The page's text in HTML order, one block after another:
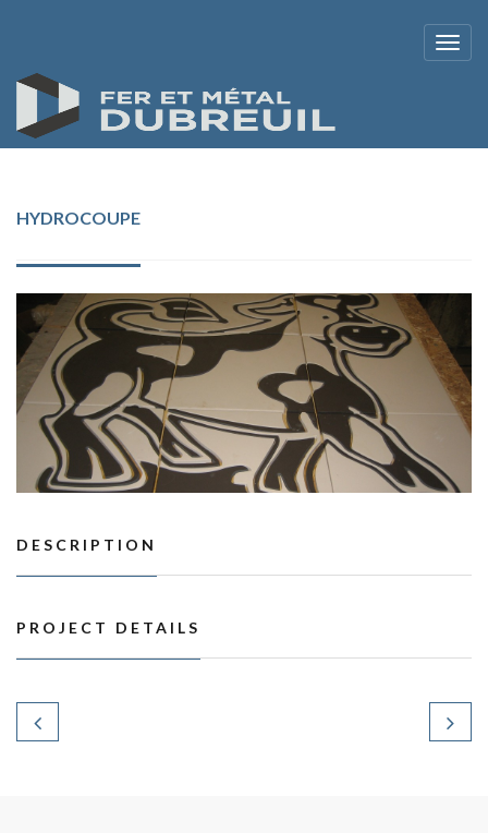
HYDROCOUPE
DESCRIPTION
PROJECT DETAILS